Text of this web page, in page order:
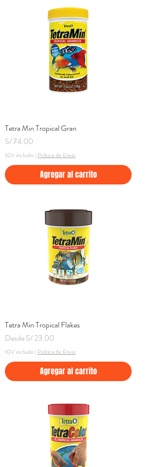
Tetra Min Tropical Gran
Precio
S/ 74.00
IGV incluido | Politica de Envio
Agregar al carrito
Tetra Min Tropical Flakes
DesdeS/ 23.00
Precio de oferta
IGV incluido | Politica de Envio
Agregar al carrito